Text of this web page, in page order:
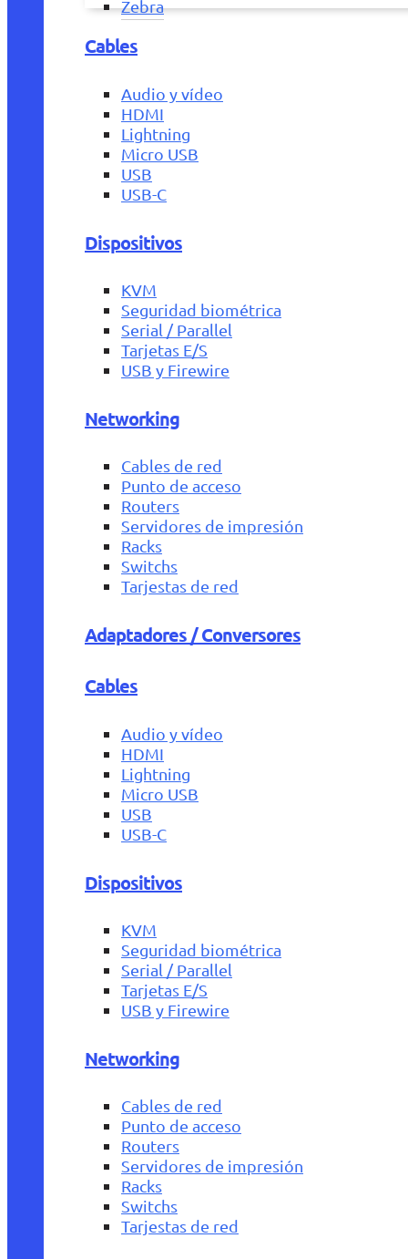
Zebra
Cables
Audio y vídeo
HDMI
Lightning
Micro USB
USB
USB-C
Dispositivos
KVM
Seguridad biométrica
Serial / Parallel
Tarjetas E/S
USB y Firewire
Networking
Cables de red
Punto de acceso
Routers
Servidores de impresión
Racks
Switchs
Tarjestas de red
Adaptadores / Conversores
Cables
Audio y vídeo
HDMI
Lightning
Micro USB
USB
USB-C
Dispositivos
KVM
Seguridad biométrica
Serial / Parallel
Tarjetas E/S
USB y Firewire
Networking
Cables de red
Punto de acceso
Routers
Servidores de impresión
Racks
Switchs
Tarjestas de red